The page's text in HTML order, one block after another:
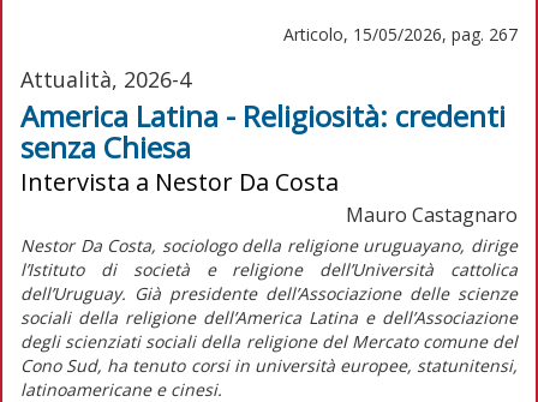
Articolo, 15/05/2026, pag. 267
Attualità, 2026-4
America Latina - Religiosità: credenti
senza Chiesa
Intervista a Nestor Da Costa
Mauro Castagnaro
Nestor Da Costa, sociologo della religione uruguayano, dirige
l’Istituto di società e religione dell’Università cattolica
dell’Uruguay. Già presidente dell’Associazione delle scienze
sociali della religione dell’America Latina e dell’Associazione
degli scienziati sociali della religione del Mercato comune del
Cono Sud, ha tenuto corsi in università europee, statunitensi,
latinoamericane e cinesi.